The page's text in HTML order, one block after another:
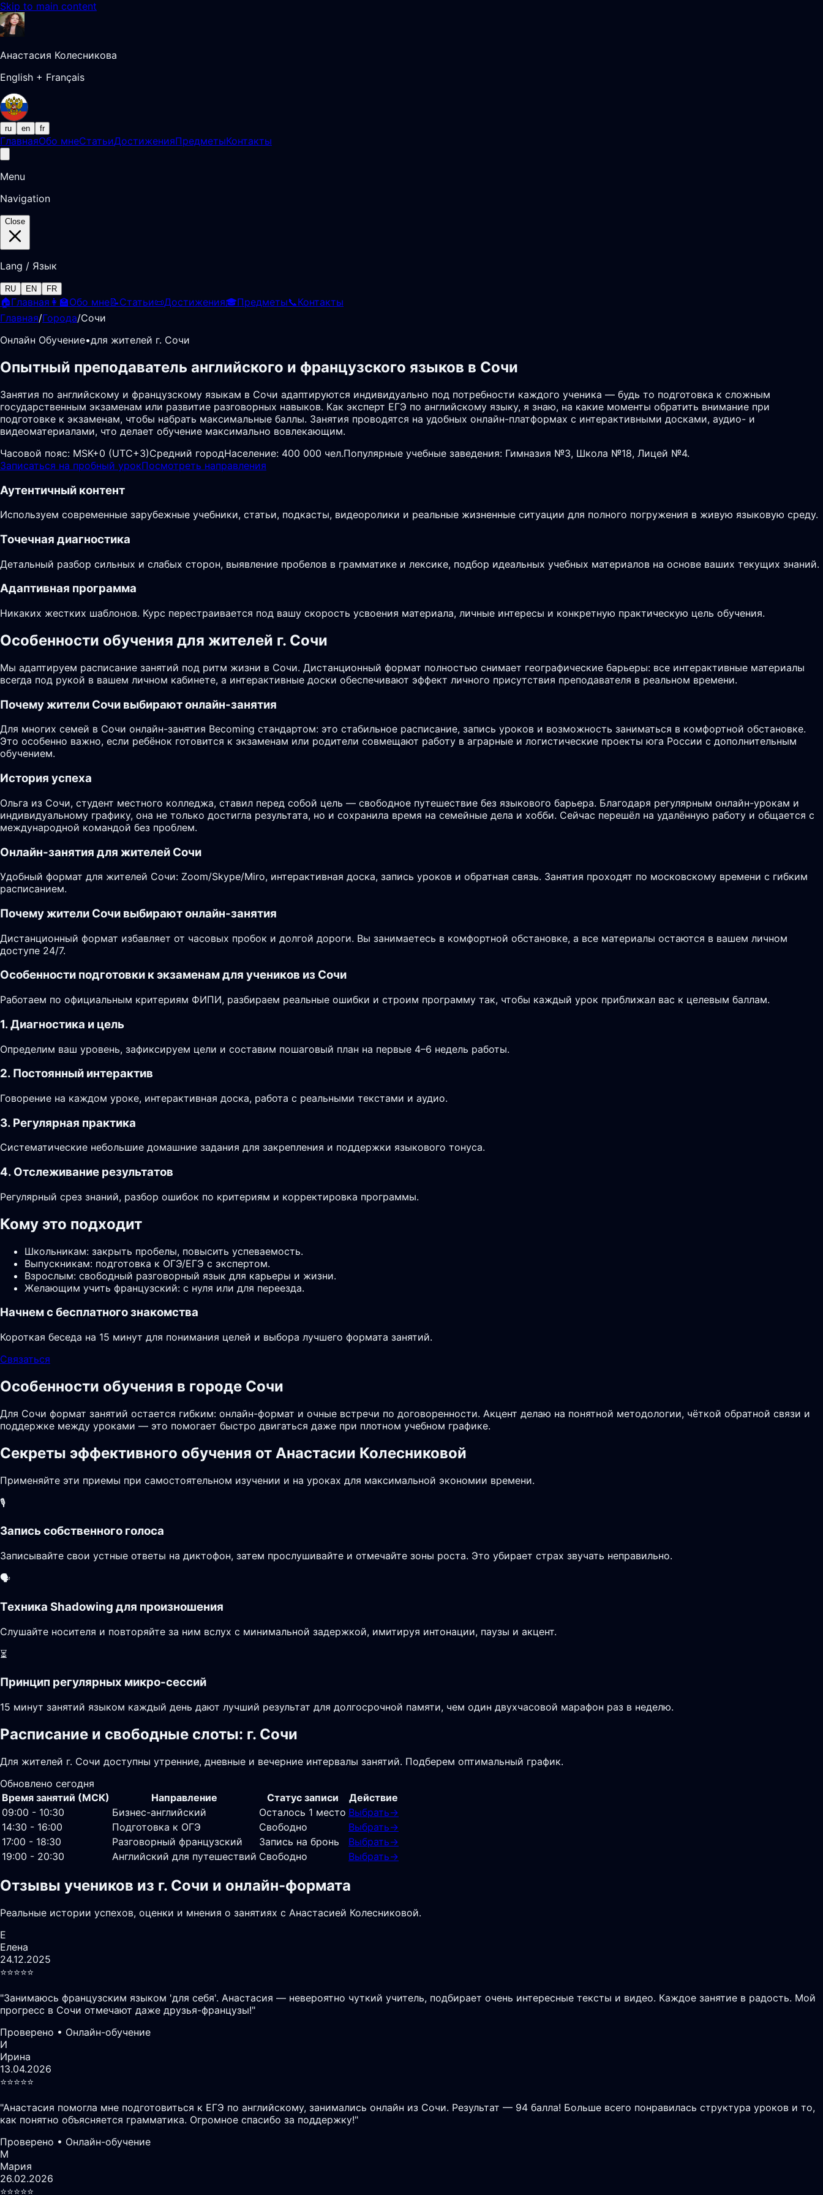
Skip to main content
Анастасия Колесникова
English + Français
ru en fr
ГлавнаяОбо мнеСтатьиДостиженияПредметыКонтакты
Menu
Navigation
Close
Lang / Язык
RU EN FR
🏠Главная 👩‍🏫Обо мне📝Статьи📜Достижения🎓Предметы📞Контакты
Главная/Города/Сочи
Онлайн Обучение•для жителей г. Сочи
Опытный преподаватель английского и французского языков в Сочи
Занятия по английскому и французскому языкам в Сочи адаптируются индивидуально под потребности каждого ученика — будь то подготовка к сложным
государственным экзаменам или развитие разговорных навыков. Как эксперт ЕГЭ по английскому языку, я знаю, на какие моменты обратить внимание при
подготовке к экзаменам, чтобы набрать максимальные баллы. Занятия проводятся на удобных онлайн-платформах с интерактивными досками, аудио- и
видеоматериалами, что делает обучение максимально вовлекающим.
Часовой пояс: MSK+0 (UTC+3)Средний городНаселение: 400 000 чел.Популярные учебные заведения: Гимназия №3, Школа №18, Лицей №4.
Записаться на пробный урокПосмотреть направления
Аутентичный контент
Используем современные зарубежные учебники, статьи, подкасты, видеоролики и реальные жизненные ситуации для полного погружения в живую языковую среду.
Точечная диагностика
Детальный разбор сильных и слабых сторон, выявление пробелов в грамматике и лексике, подбор идеальных учебных материалов на основе ваших текущих знаний.
Адаптивная программа
Никаких жестких шаблонов. Курс перестраивается под вашу скорость усвоения материала, личные интересы и конкретную практическую цель обучения.
Особенности обучения для жителей г. Сочи
Мы адаптируем расписание занятий под ритм жизни в Сочи. Дистанционный формат полностью снимает географические барьеры: все интерактивные материалы
всегда под рукой в вашем личном кабинете, а интерактивные доски обеспечивают эффект личного присутствия преподавателя в реальном времени.
Почему жители Сочи выбирают онлайн-занятия
Для многих семей в Сочи онлайн-занятия Becoming стандартом: это стабильное расписание, запись уроков и возможность заниматься в комфортной обстановке.
Это особенно важно, если ребёнок готовится к экзаменам или родители совмещают работу в аграрные и логистические проекты юга России с дополнительным
обучением.
История успеха
Ольга из Сочи, студент местного колледжа, ставил перед собой цель — свободное путешествие без языкового барьера. Благодаря регулярным онлайн-урокам и
индивидуальному графику, она не только достигла результата, но и сохранила время на семейные дела и хобби. Сейчас перешёл на удалённую работу и общается с
международной командой без проблем.
Онлайн-занятия для жителей Сочи
Удобный формат для жителей Сочи: Zoom/Skype/Miro, интерактивная доска, запись уроков и обратная связь. Занятия проходят по московскому времени с гибким
расписанием.
Почему жители Сочи выбирают онлайн-занятия
Дистанционный формат избавляет от часовых пробок и долгой дороги. Вы занимаетесь в комфортной обстановке, а все материалы остаются в вашем личном
доступе 24/7.
Особенности подготовки к экзаменам для учеников из Сочи
Работаем по официальным критериям ФИПИ, разбираем реальные ошибки и строим программу так, чтобы каждый урок приближал вас к целевым баллам.
1. Диагностика и цель
Определим ваш уровень, зафиксируем цели и составим пошаговый план на первые 4–6 недель работы.
2. Постоянный интерактив
Говорение на каждом уроке, интерактивная доска, работа с реальными текстами и аудио.
3. Регулярная практика
Систематические небольшие домашние задания для закрепления и поддержки языкового тонуса.
4. Отслеживание результатов
Регулярный срез знаний, разбор ошибок по критериям и корректировка программы.
Кому это подходит
Школьникам: закрыть пробелы, повысить успеваемость.
Выпускникам: подготовка к ОГЭ/ЕГЭ с экспертом.
Взрослым: свободный разговорный язык для карьеры и жизни.
Желающим учить французский: с нуля или для переезда.
Начнем с бесплатного знакомства
Короткая беседа на 15 минут для понимания целей и выбора лучшего формата занятий.
Связаться
Особенности обучения в городе Сочи
Для Сочи формат занятий остается гибким: онлайн-формат и очные встречи по договоренности. Акцент делаю на понятной методологии, чёткой обратной связи и
поддержке между уроками — это помогает быстро двигаться даже при плотном учебном графике.
Секреты эффективного обучения от Анастасии Колесниковой
Применяйте эти приемы при самостоятельном изучении и на уроках для максимальной экономии времени.
🎙️
Запись собственного голоса
Записывайте свои устные ответы на диктофон, затем прослушивайте и отмечайте зоны роста. Это убирает страх звучать неправильно.
🗣️
Техника Shadowing для произношения
Слушайте носителя и повторяйте за ним вслух с минимальной задержкой, имитируя интонации, паузы и акцент.
⏳
Принцип регулярных микро-сессий
15 минут занятий языком каждый день дают лучший результат для долгосрочной памяти, чем один двухчасовой марафон раз в неделю.
Расписание и свободные слоты: г. Сочи
Для жителей г. Сочи доступны утренние, дневные и вечерние интервалы занятий. Подберем оптимальный график.
Обновлено сегодня
Время занятий (МСК)
Направление Статус записи
Действие
09:00 - 10:30
Бизнес-английский Осталось 1 место Выбрать→
14:30 - 16:00
Подготовка к ОГЭ Свободно Выбрать→
17:00 - 18:30
Разговорный французский Запись на бронь Выбрать→
19:00 - 20:30
Английский для путешествий Свободно Выбрать→
Отзывы учеников из г. Сочи и онлайн-формата
Реальные истории успехов, оценки и мнения о занятиях с Анастасией Колесниковой.
Е
Елена
24.12.2025
⭐️⭐️⭐️⭐️⭐️
"Занимаюсь французским языком 'для себя'. Анастасия — невероятно чуткий учитель, подбирает очень интересные тексты и видео. Каждое занятие в радость. Мой
прогресс в Сочи отмечают даже друзья-французы!"
Проверено • Онлайн-обучение
И
Ирина
13.04.2026
⭐️⭐️⭐️⭐️⭐️
"Анастасия помогла мне подготовиться к ЕГЭ по английскому, занимались онлайн из Сочи. Результат — 94 балла! Больше всего понравилась структура уроков и то,
как понятно объясняется грамматика. Огромное спасибо за поддержку!"
Проверено • Онлайн-обучение
М
Мария
26.02.2026
⭐️⭐️⭐️⭐️⭐️